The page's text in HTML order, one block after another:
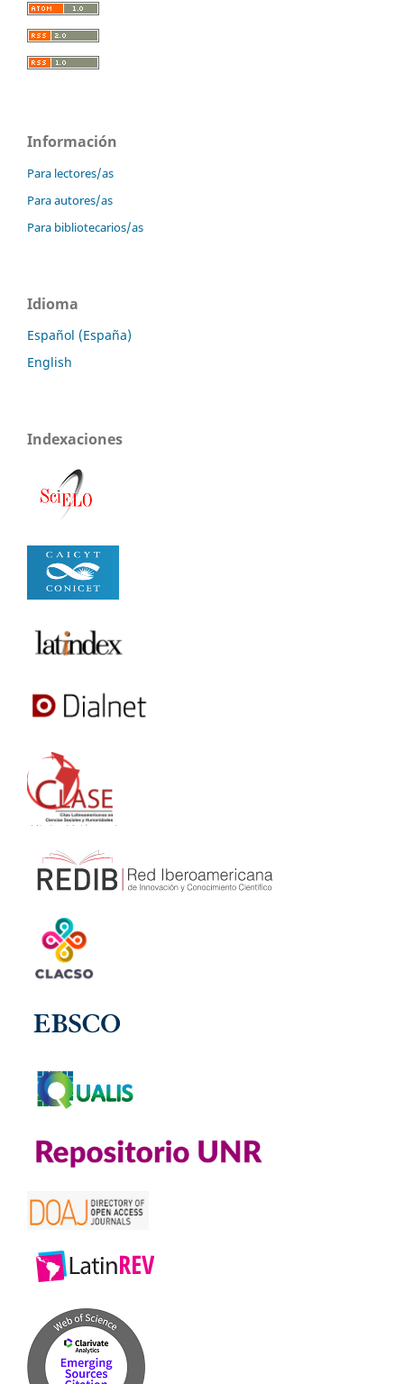
Información
Para lectores/as
Para autores/as
Para bibliotecarios/as
Idioma
Español (España)
English
Indexaciones